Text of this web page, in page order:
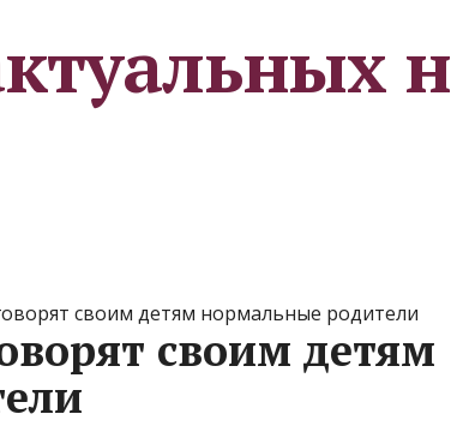
своим детям нормальные родители
своим детям